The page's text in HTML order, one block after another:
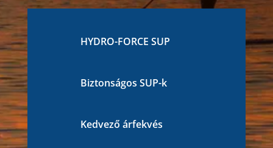
HYDRO-FORCE SUP
Biztonságos SUP-k
Kedvező árfekvés